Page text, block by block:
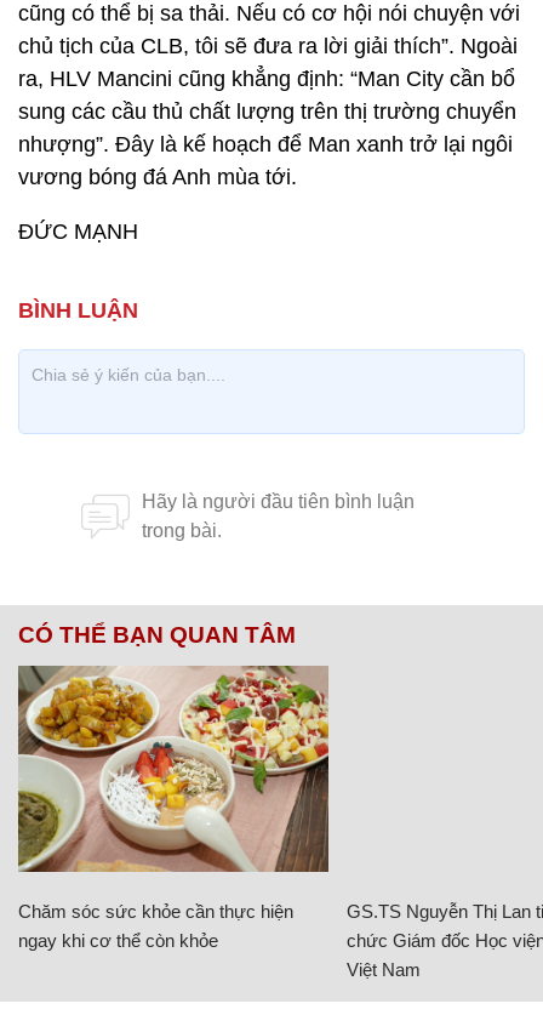
cũng có thể bị sa thải. Nếu có cơ hội nói chuyện với
chủ tịch của CLB, tôi sẽ đưa ra lời giải thích”. Ngoài
ra, HLV Mancini cũng khẳng định: “Man City cần bổ
sung các cầu thủ chất lượng trên thị trường chuyển
nhượng”. Đây là kế hoạch để Man xanh trở lại ngôi
vương bóng đá Anh mùa tới.
ĐỨC MẠNH
CÓ THỂ BẠN QUAN TÂM
Chăm sóc sức khỏe cần thực hiện
ngay khi cơ thể còn khỏe
GS.TS Nguyễn Thị Lan
chức Giám đốc Học
Việt Nam